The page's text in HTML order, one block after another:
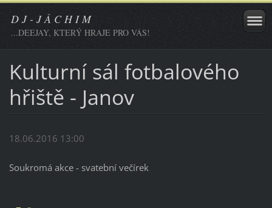
D J - J Á C H I M
...DEEJAY, KTERÝ HRAJE PRO VÁS!
Kulturní sál fotbalového
hřiště - Janov
18.06.2016 13:00
Soukromá akce - svatební večírek